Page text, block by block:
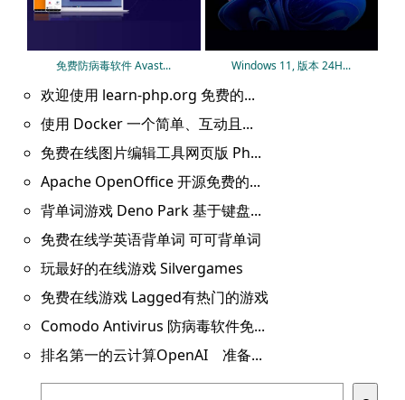
免费防病毒软件 Avast... Windows 11, 版本 24H...
欢迎使用 learn-php.org 免费的...
使用 Docker 一个简单、互动且...
免费在线图片编辑工具网页版 Ph...
Apache OpenOffice 开源免费的...
背单词游戏 Deno Park 基于键盘...
免费在线学英语背单词 可可背单词
玩最好的在线游戏 Silvergames
免费在线游戏 Lagged有热门的游戏
Comodo Antivirus 防病毒软件免...
排名第一的云计算OpenAI 准备...